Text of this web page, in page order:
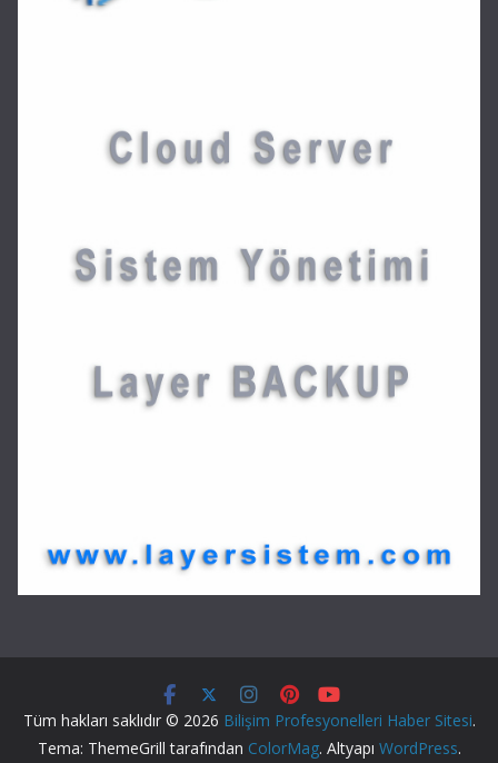
Tüm hakları saklıdır © 2026 Bilişim Profesyonelleri Haber Sitesi.
Tema: ThemeGrill tarafından ColorMag. Altyapı WordPress.